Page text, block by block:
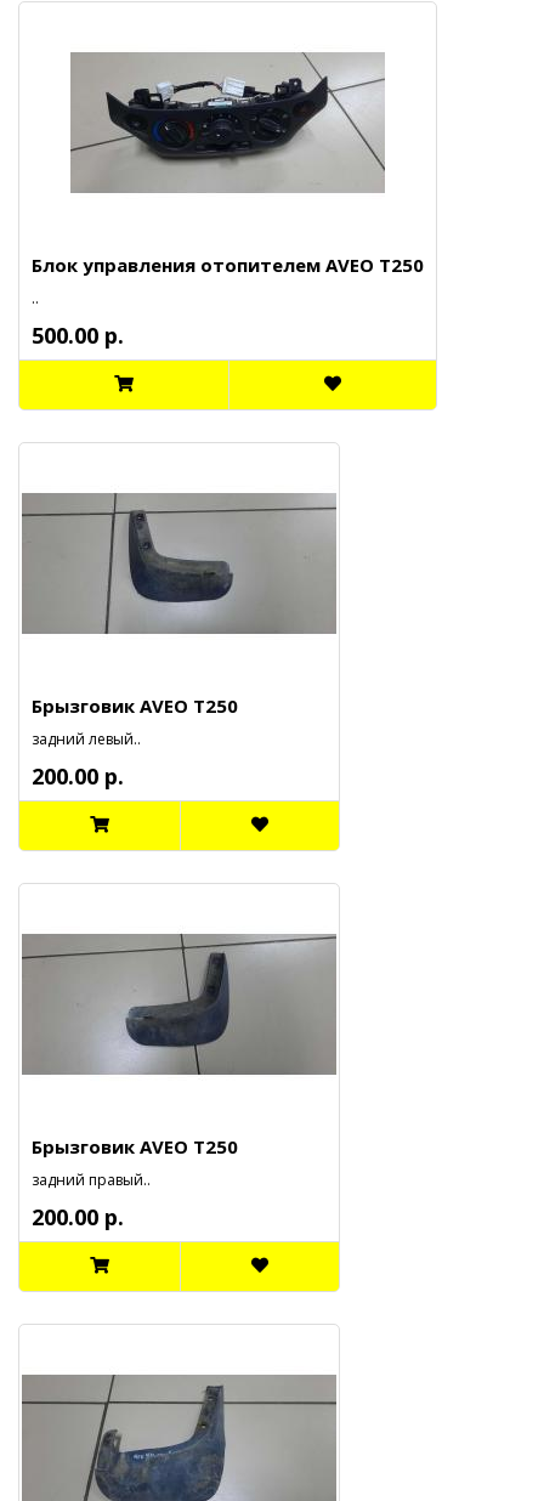
Блок управления отопителем AVEO T250
..
500.00 р.
Брызговик AVEO T250
задний левый..
200.00 р.
Брызговик AVEO T250
задний правый..
200.00 р.